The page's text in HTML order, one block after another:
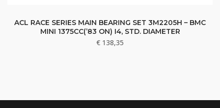
ACL RACE SERIES MAIN BEARING SET 3M2205H – BMC
MINI 1375CC(’83 ON) I4, STD. DIAMETER
€ 138,35